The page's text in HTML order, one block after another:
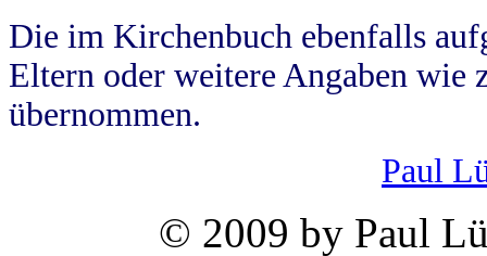
Die im Kirchenbuch ebenfalls
Eltern oder weitere Angaben wie
übernommen.
Paul
© 2009 by Paul